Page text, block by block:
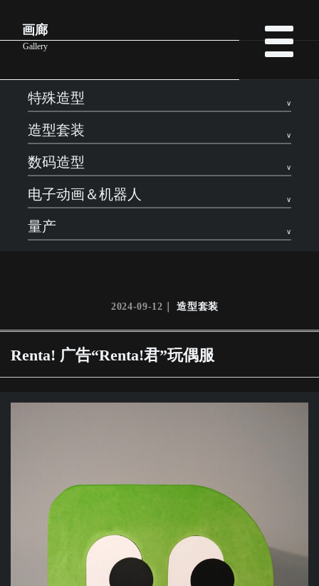
画廊
Gallery
特殊造型
造型套装
数码造型
电子动画＆机器人
量产
2024-09-12｜造型套装
Renta! 广告“Renta!君”玩偶服